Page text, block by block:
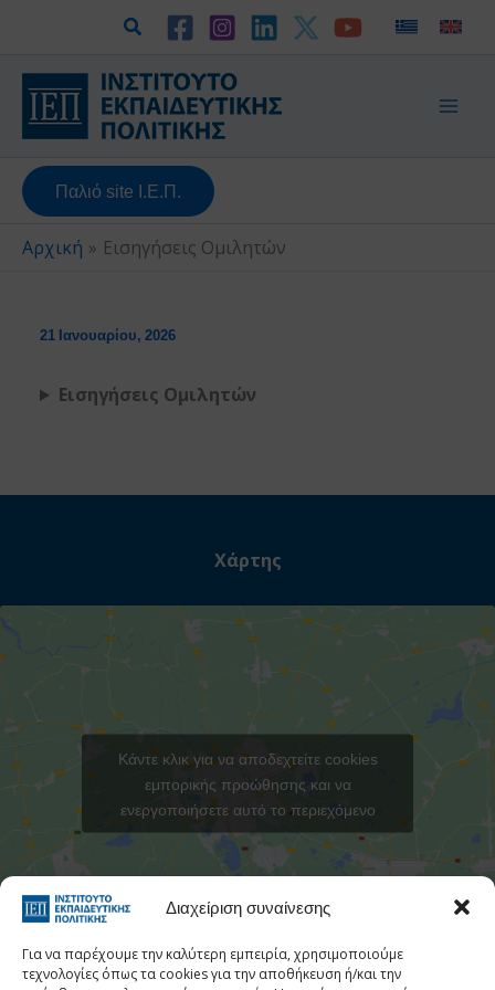
Διαχείριση συναίνεσης
Για να παρέχουμε την καλύτερη εμπειρία, χρησιμοποιούμε
τεχνολογίες όπως τα cookies για την αποθήκευση ή/και την
περιεχόμενο
Αναζήτηση
Παλιό site Ι.Ε.Π.
Αρχική Εισηγήσεις Ομιλητών
21 Ιανουαρίου, 2026
Εισηγήσεις Ομιλητών
Χάρτης
Κάντε κλικ για να αποδεχτείτε cookies
εμπορικής προώθησης και να
ενεργοποιήσετε αυτό το περιεχόμενο